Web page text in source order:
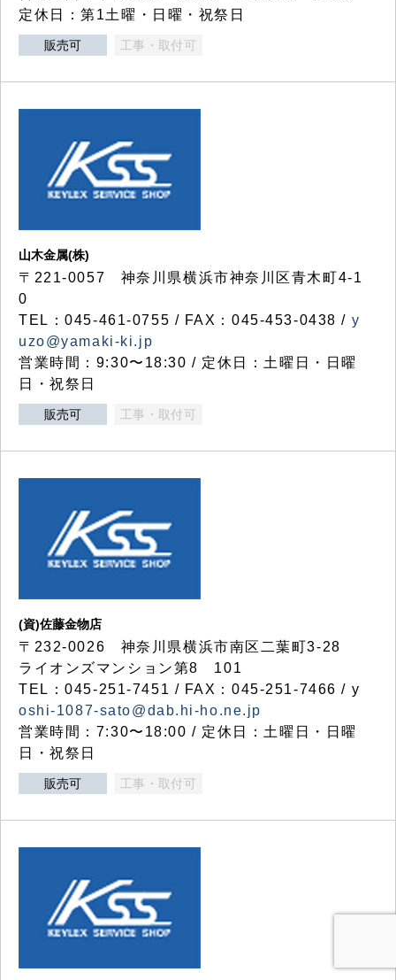
定休日：第1土曜・日曜・祝祭日
販売可 工事・取付可
山木金属(株)
〒221-0057 神奈川県横浜市神奈川区青木町4-1
0
TEL：045-461-0755 / FAX：045-453-0438 / y
uzo@yamaki-ki.jp
営業時間：9:30〜18:30 / 定休日：土曜日・日曜
日・祝祭日
販売可 工事・取付可
(資)佐藤金物店
〒232-0026 神奈川県横浜市南区二葉町3-28
ライオンズマンション第8 101
TEL：045-251-7451 / FAX：045-251-7466 / y
oshi-1087-sato@dab.hi-ho.ne.jp
営業時間：7:30〜18:00 / 定休日：土曜日・日曜
日・祝祭日
販売可 工事・取付可